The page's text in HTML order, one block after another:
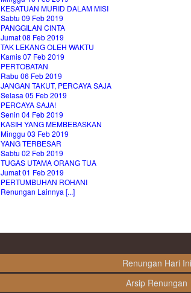
KESATUAN MURID DALAM MISI
Sabtu 09 Feb 2019
PANGGILAN CINTA
Jumat 08 Feb 2019
TAK LEKANG OLEH WAKTU
Kamis 07 Feb 2019
PERTOBATAN
Rabu 06 Feb 2019
JANGAN TAKUT, PERCAYA SAJA
Selasa 05 Feb 2019
PERCAYA SAJA!
Senin 04 Feb 2019
KASIH YANG MEMBEBASKAN
Minggu 03 Feb 2019
YANG TERBESAR
Sabtu 02 Feb 2019
TUGAS UTAMA ORANG TUA
Jumat 01 Feb 2019
PERTUMBUHAN ROHANI
Renungan Lainnya [...]
Renungan Hari Ini
Arsip Renungan